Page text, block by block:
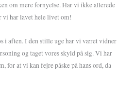
om mere fornyelse. Har vi ikke allerede
vi har lavet hele livet om!
i aften. I den stille uge har vi været vidner
og taget vores skyld på sig. Vi har
for at vi kan fejre påske på hans ord, da